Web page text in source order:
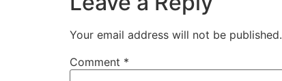
Your email address will not be published.
Comment *